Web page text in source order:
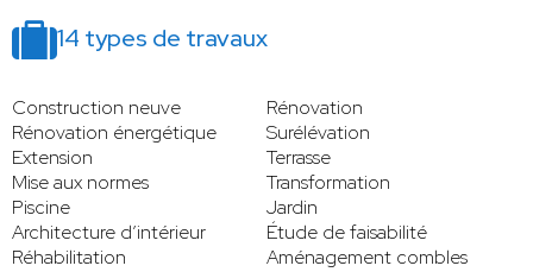
14 types de travaux
Construction neuve
Rénovation
Rénovation énergétique
Surélévation
Extension
Terrasse
Mise aux normes
Transformation
Piscine
Jardin
Architecture d’intérieur
Étude de faisabilité
Réhabilitation
Aménagement combles